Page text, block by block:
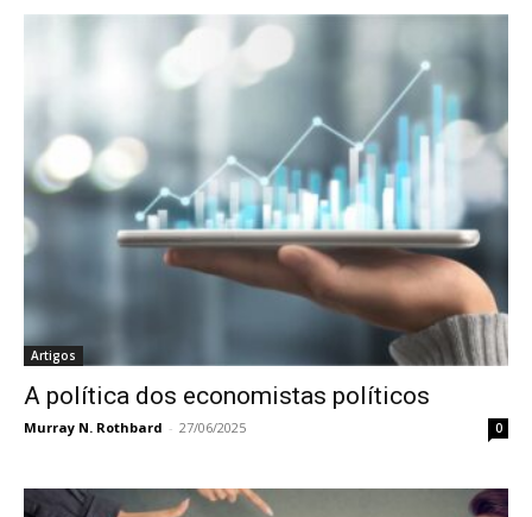
Artigos
A política dos economistas políticos
Murray N. Rothbard - 27/06/2025 0